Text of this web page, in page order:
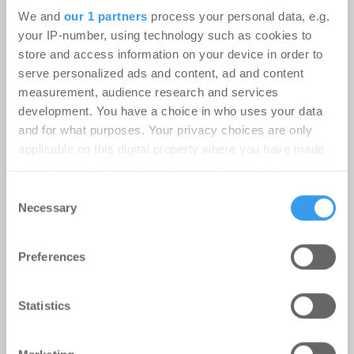
We and our 1 partners process your personal data, e.g.
your IP-number, using technology such as cookies to
store and access information on your device in order to
serve personalized ads and content, ad and content
measurement, audience research and services
development. You have a choice in who uses your data
and for what purposes. Your privacy choices are only
applicable on this digital property where you have made
the Privacy trigger icon.
Find out more about how your personal data is processed
and set your preferences in the
We use cookies to personalise content and ads, to
provide social media features and to analyse our traffic.
Selection
Necessary
Preferences
Statistics
Ingeborg-Warschke-Nachwuchspreis
2026 – Bewerbung bis 2. August
möglich – Bundesbauministerin
Verena Hubertz abermals
Schirmherrin
registriert, erstellen Sie sich jetzt Ihren